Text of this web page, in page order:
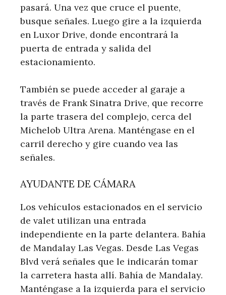
pasará. Una vez que cruce el puente,
busque señales. Luego gire a la izquierda
en Luxor Drive, donde encontrará la
puerta de entrada y salida del
estacionamiento.
También se puede acceder al garaje a
través de Frank Sinatra Drive, que recorre
la parte trasera del complejo, cerca del
Michelob Ultra Arena. Manténgase en el
carril derecho y gire cuando vea las
señales.
AYUDANTE DE CÁMARA
Los vehículos estacionados en el servicio
de valet utilizan una entrada
independiente en la parte delantera. Bahía
de Mandalay Las Vegas. Desde Las Vegas
Blvd verá señales que le indicarán tomar
la carretera hasta allí. Bahía de Mandalay.
Manténgase a la izquierda para el servicio